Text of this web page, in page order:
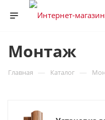
Монтаж
Главная — Каталог —